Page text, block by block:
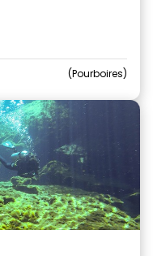
Pourboires